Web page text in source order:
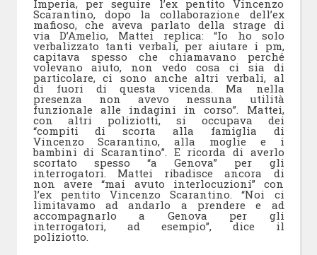
Imperia, per seguire l’ex pentito Vincenzo
Scarantino, dopo la collaborazione dell’ex
mafioso, che aveva parlato della strage di
via D’Amelio, Mattei replica: “Io ho solo
verbalizzato tanti verbali, per aiutare i pm,
capitava spesso che chiamavano perché
volevano aiuto, non vedo cosa ci sia di
particolare, ci sono anche altri verbali, al
di fuori di questa vicenda. Ma nella
presenza non avevo nessuna utilità
funzionale alle indagini in corso”. Mattei,
con altri poliziotti, si occupava dei
“compiti di scorta alla famiglia di
Vincenzo Scarantino, alla moglie e i
bambini di Scarantino”. E ricorda di averlo
scortato spesso “a Genova” per gli
interrogatori. Mattei ribadisce ancora di
non avere “mai avuto interlocuzioni” con
l’ex pentito Vincenzo Scarantino. “Noi ci
limitavamo ad andarlo a prendere e ad
accompagnarlo a Genova per gli
interrogatori, ad esempio”, dice il
poliziotto.